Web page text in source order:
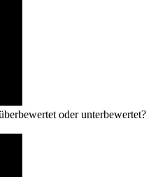
oder unterbewertet?